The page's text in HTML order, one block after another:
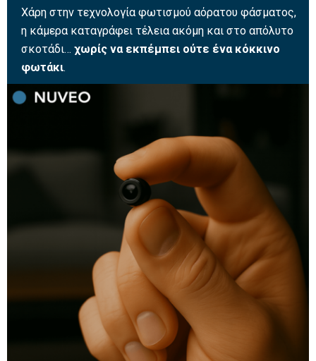
Χάρη στην τεχνολογία φωτισμού αόρατου φάσματος,
η κάμερα καταγράφει τέλεια ακόμη και στο απόλυτο
σκοτάδι… χωρίς να εκπέμπει ούτε ένα κόκκινο
φωτάκι.